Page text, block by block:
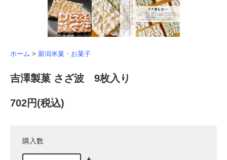
ホーム > 新潟米菓・お菓子
吉澤製菓 さざ波 9枚入り
702円(税込)
購入数